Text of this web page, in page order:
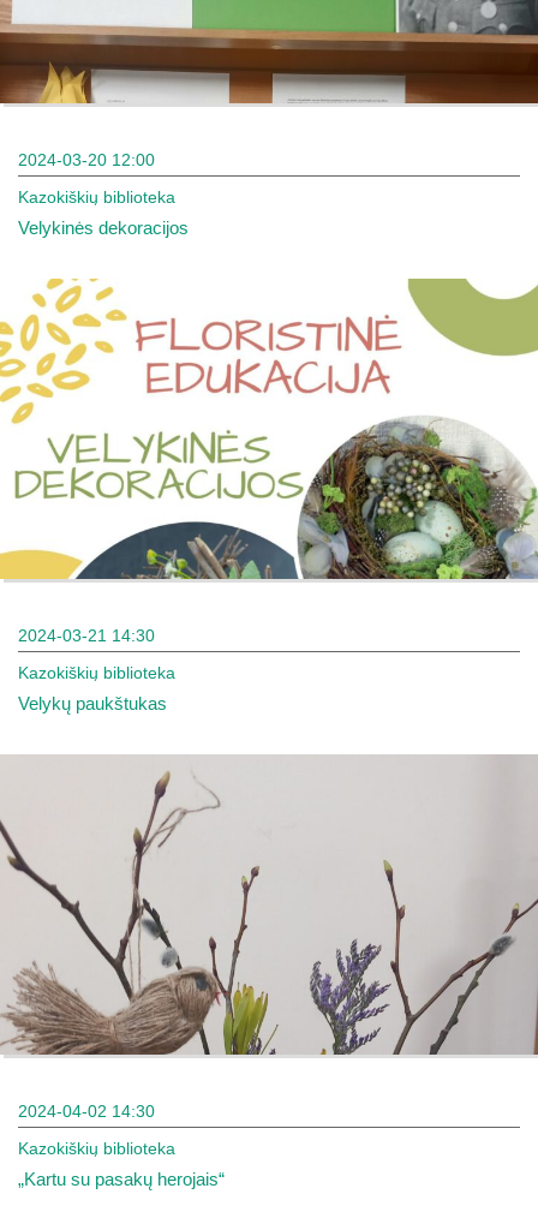
2024-03-20 12:00
Kazokiškių biblioteka
Velykinės dekoracijos
2024-03-21 14:30
Kazokiškių biblioteka
Velykų paukštukas
2024-04-02 14:30
Kazokiškių biblioteka
„Kartu su pasakų herojais“